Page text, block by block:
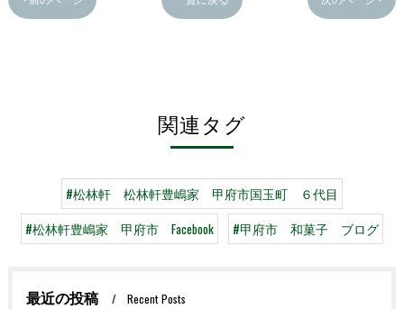
関連タグ
#松林軒 松林軒豊嶋家 甲府市国玉町 ６代目
#松林軒豊嶋家 甲府市 Facebook
#甲府市 和菓子 ブログ
最近の投稿 Recent Posts